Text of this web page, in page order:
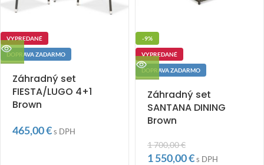
VYPREDANÉ
DOPRAVA ZADARMO
Záhradný set
FIESTA/LUGO 4+1
Brown
465,00€s DPH
-9%
VYPREDANÉ
DOPRAVA ZADARMO
Záhradný set
SANTANA DINING
Brown
1 700,00€
1 550,00€s DPH